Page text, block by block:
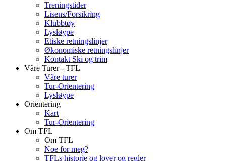
Treningstider
Lisens/Forsikring
Klubbtøy
Lysløype
Etiske retningslinjer
Økonomiske retningslinjer
Kontakt Ski og trim
Våre Turer - TFL
Våre turer
Tur-Orientering
Lysløype
Orientering
Kart
Tur-Orientering
Om TFL
Om TFL
Noe for meg?
TFLs historie og lover og regler